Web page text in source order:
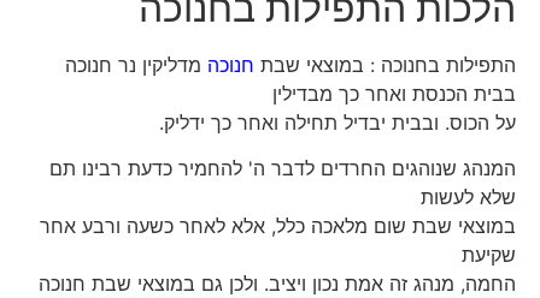
התפילות בחנוכה : במוצאי שבת חנוכה מדליקין נר חנוכה
בבית הכנסת ואחר כך מבדילין
על הכוס. ובבית יבדיל תחילה ואחר כך ידליק.
המנהג שנוהגים החרדים לדבר ה' להחמיר כדעת רבינו תם
שלא לעשות
במוצאי שבת שום מלאכה כלל, אלא לאחר כשעה ורבע אחר
שקיעת
החמה, מנהג זה אמת נכון ויציב. ולכן גם במוצאי שבת חנוכה